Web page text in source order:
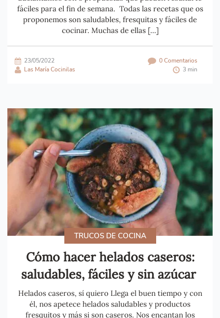
fáciles para el fin de semana. Todas las recetas que os
proponemos son saludables, fresquitas y fáciles de
cocinar. Muchas de ellas […]
23/05/2022
0 Comentarios
Las María Cocinilas
3 min
TRUCOS DE COCINA
Cómo hacer helados caseros:
saludables, fáciles y sin azúcar
Helados caseros, sí quiero Llega el buen tiempo y con
él, nos apetece helados saludables y productos
fresquitos y más si son caseros. Nos encantan los